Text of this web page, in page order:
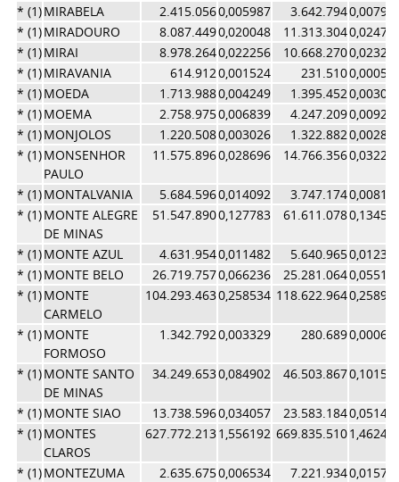
* (1)MIRABELA 2.415.0560,005987 3.642.794
* (1)MIRADOURO 8.087.4490,020048 11.313.304
* (1)MIRAI 8.978.2640,022256 10.668.270
* (1)MIRAVANIA 614.9120,001524 231.510
* (1)MOEDA 1.713.9880,004249 1.395.452
* (1)MOEMA 2.758.9750,006839 4.247.209
* (1)MONJOLOS 1.220.5080,003026 1.322.882
* (1)MONSENHOR
PAULO
11.575.8960,028696 14.766.356
* (1)MONTALVANIA 5.684.5960,014092 3.747.174
* (1)MONTE ALEGRE
DE MINAS
51.547.8900,127783 61.611.078
* (1)MONTE AZUL 4.631.9540,011482 5.640.965
* (1)MONTE BELO 26.719.7570,066236 25.281.064
* (1)MONTE
CARMELO
104.293.4630,258534 118.622.964
* (1)MONTE
FORMOSO
1.342.7920,003329 280.689
* (1)MONTE SANTO
DE MINAS
34.249.6530,084902 46.503.867
* (1)MONTE SIAO 13.738.5960,034057 23.583.184
* (1)MONTES
CLAROS
627.772.2131,556192 669.835.510
* (1)MONTEZUMA 2.635.6750,006534 7.221.934